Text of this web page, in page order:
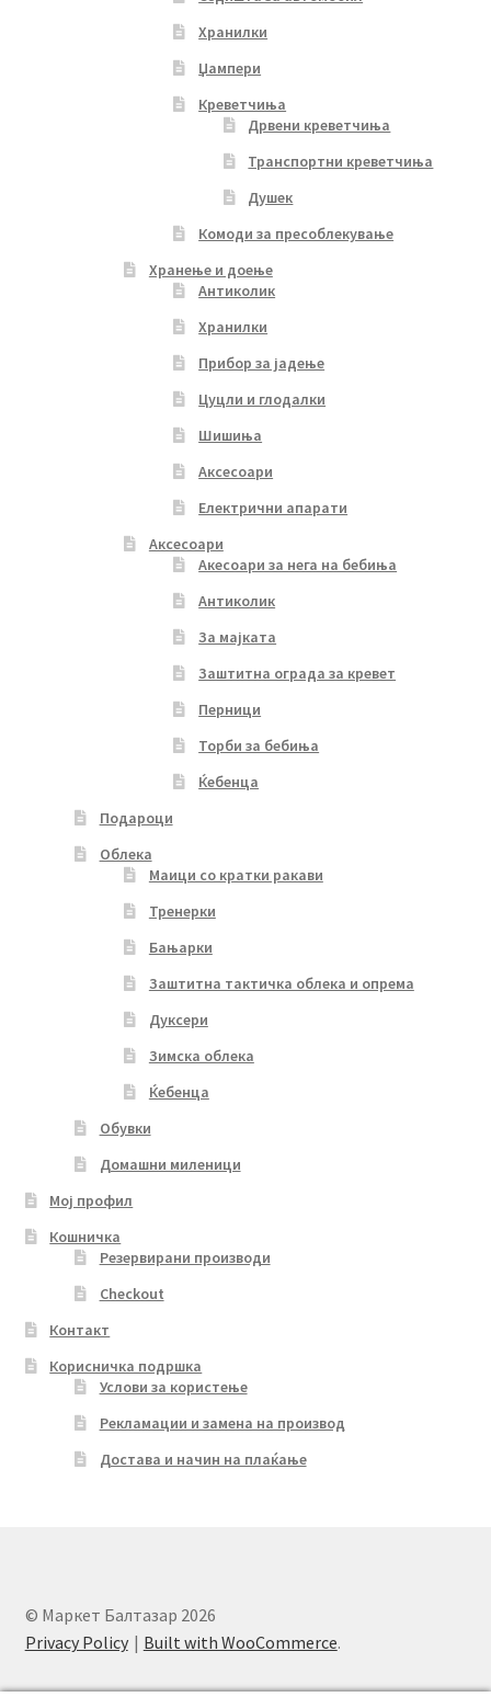
Хранилки
Џампери
Креветчиња
Дрвени креветчиња
Транспортни креветчиња
Душек
Комоди за пресоблекување
Хранење и доење
Антиколик
Хранилки
Прибор за јадење
Цуцли и глодалки
Шишиња
Аксесоари
Електрични апарати
Аксесоари
Акесоари за нега на бебиња
Антиколик
За мајката
Заштитна ограда за кревет
Перници
Торби за бебиња
Ќебенца
Подароци
Облека
Маици со кратки ракави
Тренерки
Бањарки
Заштитна тактичка облека и опрема
Дуксери
Зимска облека
Ќебенца
Обувки
Домашни миленици
Мој профил
Кошничка
Резервирани производи
Checkout
Контакт
Корисничка подршка
Услови за користење
Рекламации и замена на производ
Достава и начин на плаќање
© Маркет Балтазар 2026
Privacy Policy
Built with WooCommerce.